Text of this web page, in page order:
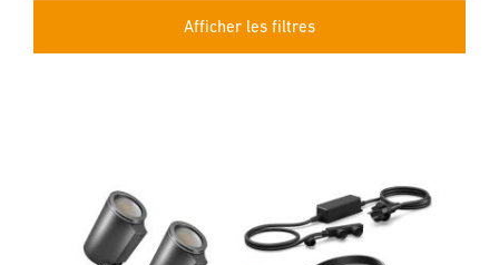
Afficher les filtres